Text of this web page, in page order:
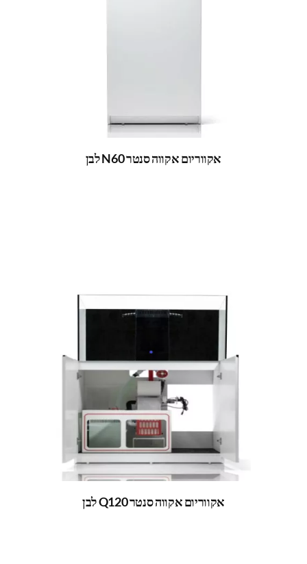
אקווריום אקווה סנטר N60 לבן
אקווריום אקווה סנטר Q120 לבן